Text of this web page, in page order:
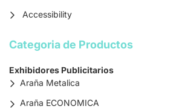
Accessibility
Categoria de Productos
Exhibidores Publicitarios
Araña Metalica
Araña ECONOMICA